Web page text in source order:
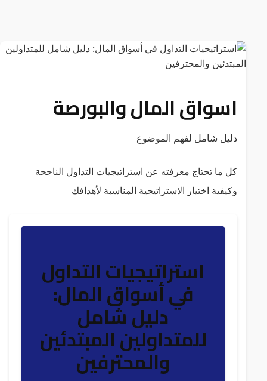
اسواق المال والبورصة
دليل شامل لفهم الموضوع
كل ما تحتاج معرفته عن استراتيجيات التداول الناجحة
وكيفية اختيار الاستراتيجية المناسبة لأهدافك
استراتيجيات التداول
في أسواق المال:
دليل شامل
للمتداولين المبتدئين
والمحترفين